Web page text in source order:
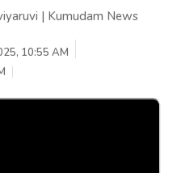
| Kumudam News
10:55 AM